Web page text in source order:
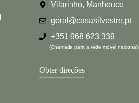
Vilarinho, Manhouce
geral@casasilvestre.pt
+351 968 623 339
(Chamada para a rede móvel nacional)
Obter direções